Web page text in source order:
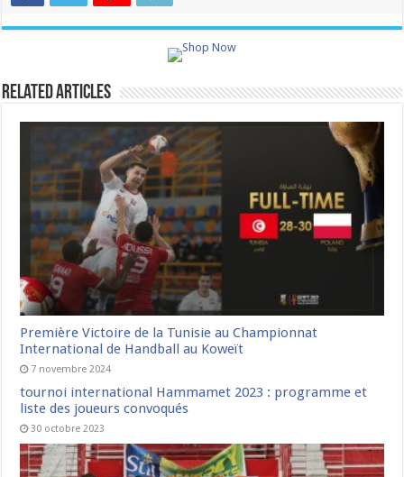
Related Articles
Première Victoire de la Tunisie au Championnat
International de Handball au Koweït
7 novembre 2024
tournoi international Hammamet 2023 : programme et
liste des joueurs convoqués
30 octobre 2023